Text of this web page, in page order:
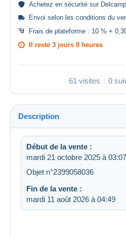
Achetez en sécurité sur
Envoi selon les conditions du
Frais de plateforme : 10 % +
Il reste 3 jours 8 heures
61 visites 0
Description
Début de la vente :
mardi 21 octobre 2025 à 03:07
Objet n°2399058036
Fin de la vente :
mardi 11 août 2026 à 04:49